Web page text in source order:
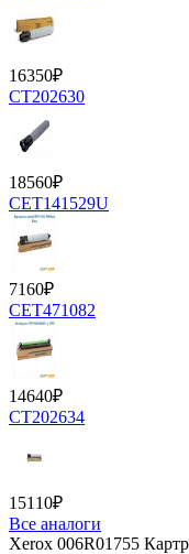
16350₽
CT202630
18560₽
CET141529U
7160₽
CET471082
14640₽
CT202634
15110₽
Все аналоги
Xerox 006R01755